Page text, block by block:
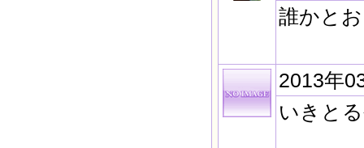
誰かと
2013年
いきと